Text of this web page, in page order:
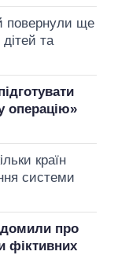
повернули ще
та
операцію»
країн
системи
про
фіктивних